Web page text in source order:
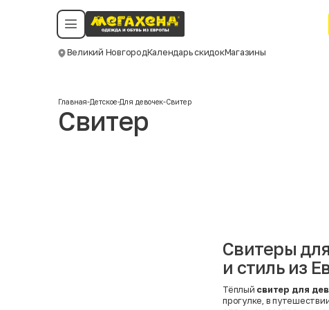
Великий НовгородКалендарь скидокМагазины
Политика конфиденциальности
©️ Мегахенд 2026. Все права защищены.
Смотреть все даты
Главная-Детское-Для девочек-Свитер
Свитер
Свитеры
и стиль из
Тёплый свитер для
прогулке, в
Москва